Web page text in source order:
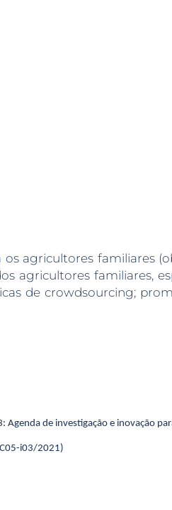
agricultores familiares
agricultores familiares,
de crowdsourcing;
Agenda de investigação e inovação
i03/2021)